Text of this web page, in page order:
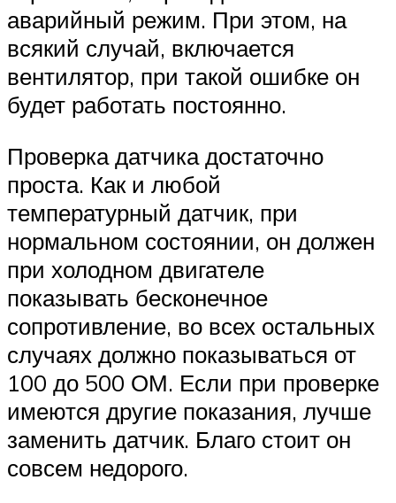
аварийный режим. При этом, на
всякий случай, включается
вентилятор, при такой ошибке он
будет работать постоянно.
Проверка датчика достаточно
проста. Как и любой
температурный датчик, при
нормальном состоянии, он должен
при холодном двигателе
показывать бесконечное
сопротивление, во всех остальных
случаях должно показываться от
100 до 500 ОМ. Если при проверке
имеются другие показания, лучше
заменить датчик. Благо стоит он
совсем недорого.